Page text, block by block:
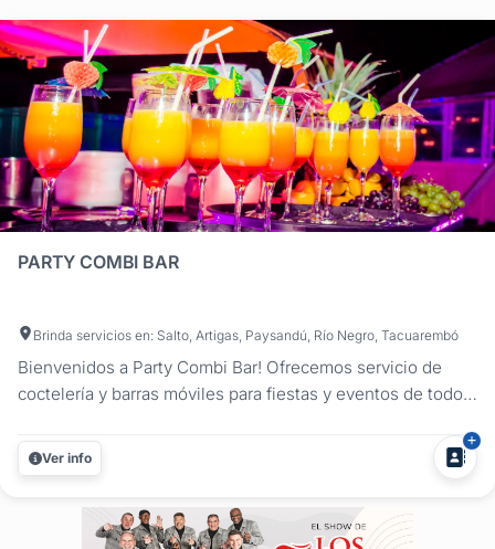
PARTY COMBI BAR
Brinda servicios en: Salto, Artigas, Paysandú, Río Negro, Tacuarembó
Bienvenidos a Party Combi Bar! Ofrecemos servicio de
coctelería y barras móviles para fiestas y eventos de todo
siguientes departamentos: Salto, Artigas, Paysandú y Río
Negro. Nuestro servicio es garantía de éxito para su
Ver info